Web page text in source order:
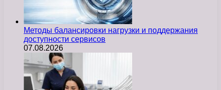
Методы балансировки нагрузки и поддержания
доступности сервисов
07.08.2026